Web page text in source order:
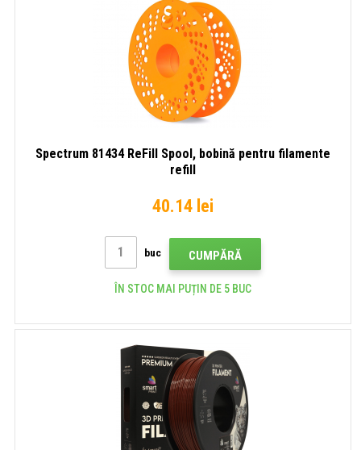
Spectrum 81434 ReFill Spool, bobină pentru filamente
refill
40.14 lei
buc CUMPĂRĂ
ÎN STOC MAI PUȚIN DE 5 BUC